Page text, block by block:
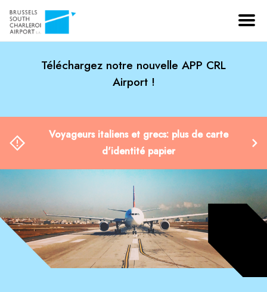
Téléchargez notre nouvelle APP CRL
Airport !
Voyageurs italiens et grecs: plus de carte
d'identité papier